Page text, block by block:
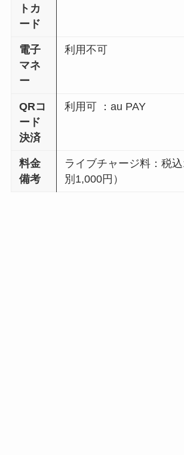
トカ
ード
電子
マネ
ー
利用不可
QRコ
ード
決済
利用可 ：au PAY
料金
備考
ライブチャージ料：税
別1,000円）